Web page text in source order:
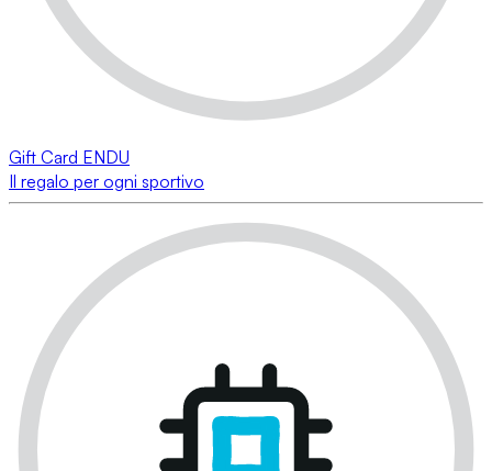
Gift Card ENDU
Il regalo per ogni sportivo